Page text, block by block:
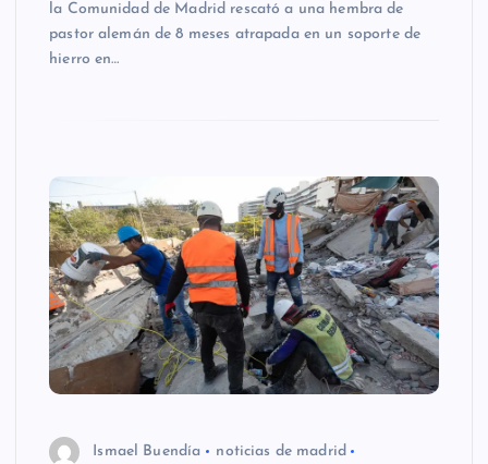
la Comunidad de Madrid rescató a una hembra de
pastor alemán de 8 meses atrapada en un soporte de
hierro en…
Ismael Buendía noticias de madrid